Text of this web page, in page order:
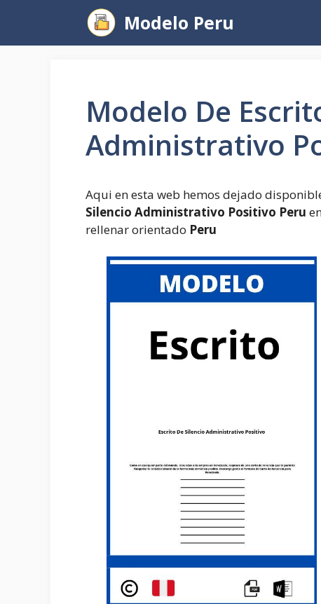
contenido
Modelo Peru
Modelo De
Administrativo
Aqui en esta web hemos dejado
Silencio Administrativo Positivo Peru
rellenar orientado Peru